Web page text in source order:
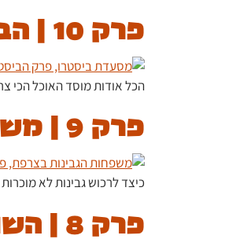
פרק 10 | הביסטרו הצרפתי
הכל אודות מוסד האוכל הכי
פרק 9 | משפחות הגבינות בצרפת
כיצד לרכוש גבינות לא
פרק 8 | השוקולטרי הצרפתי, יהלומי קסם